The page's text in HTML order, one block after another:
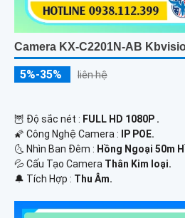
Camera KX-C2201N-AB
5%-35% liên hệ
🦉 Độ sắc nét : FULL HD 1080P .
🌠 Công Nghệ Camera :
IP POE.
🌜 Nhìn Ban Đêm : Hồng Ngoại 50m
💦 Cấu Tạo Camera Thân Kim loại.
️🔔 Tích Hợp : Thu Âm.